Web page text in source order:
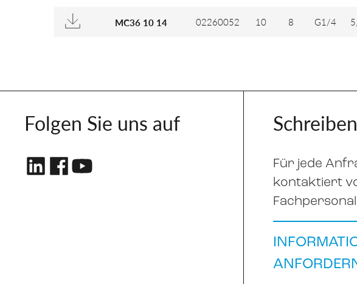
MC36 10 14 02260052 10 8 G1/4
Folgen Sie uns auf
Für jede
kontaktiert